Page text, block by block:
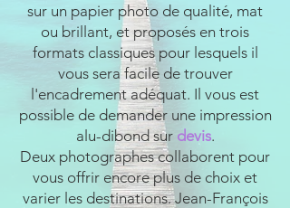
sur un papier photo de qualité, mat
ou brillant, et proposés en trois
formats classiques pour lesquels il
vous sera facile de trouver
l'encadrement adéquat. Il vous est
possible de demander une impression
alu-dibondsur devis.
Deux photographes collaborent pour
vous offrir encore plus de choix et
varier les destinations. Jean-François